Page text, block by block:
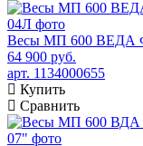
Весы МП 600 ВЕДА
64 900 руб.
арт. 1134000655
Купить
Сравнить